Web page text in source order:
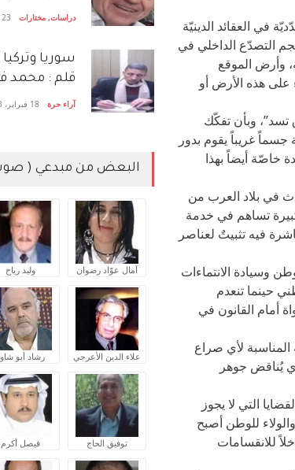
في العقائد الدينيّة
التصدّع الداخلي في
وأرض الموقع
على هذه الأرض أو
تسد”، وبأن تفكّك
غريباً يقوم بدور
خاصّة أيضاً بهذا
في بلاد العرب من
تساهم في خدمة
فيه تثبيتٌ لعناصر
وسيادة الانتماءات
حينما تنعدم
أمام القانون في
المناسبة لأي صراع
يُناقض جوهر
التي لا يجوز
للوطن أصبح
للانقسامات
دراسات, مختارات 23 فبراير، 2023
سوريا وتركيا
قلم : محمد
آراء حرة 18 فبراير، 2023
البعض من مبدعي (
آمال عوّاد رضوان وليد رباح
علاء الدين الأعرجي رشاد أبو
توفيق الحاج فيصل أكرم